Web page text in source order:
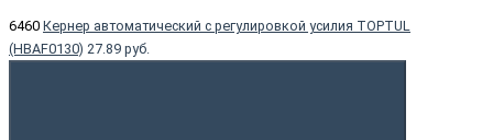
6460 Кернер автоматический с регулировкой усилия TOPTUL
(HBAF0130) 27.89 руб.